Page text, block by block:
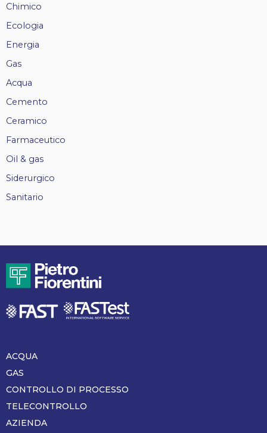
Chimico
Ecologia
Energia
Gas
Acqua
Cemento
Ceramico
Farmaceutico
Oil & gas
Siderurgico
Sanitario
Piè
di
pagina
ACQUA
GAS
CONTROLLO DI PROCESSO
TELECONTROLLO
AZIENDA